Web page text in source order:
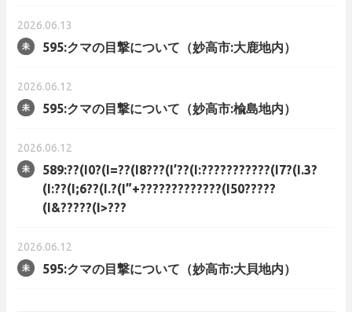
2026.06.13
595:クマの目撃について（妙高市:大鹿地内）
2026.06.12
595:クマの目撃について（妙高市:楡島地内）
2026.06.12
589:??(I0?(I=??(I8???(I’??(I:???????????(I7?(I.3?
(I:??(I;6??(I.?(I”+?????????????(I50?????
(I&?????(I>???
2026.06.12
595:クマの目撃について（妙高市:大貝地内）